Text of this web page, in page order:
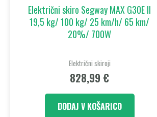
Električni skiro Segway MAX G30E II
19,5 kg/ 100 kg/ 25 km/h/ 65 km/
20%/ 700W
Električni skiroji
828,99 €
DODAJ V KOŠARICO